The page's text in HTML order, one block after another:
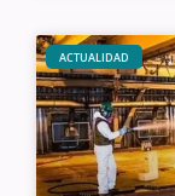
ACTUALIDAD